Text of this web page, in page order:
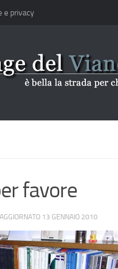
e privacy
favore
AGGIORNATO 13 GENNAIO 2010